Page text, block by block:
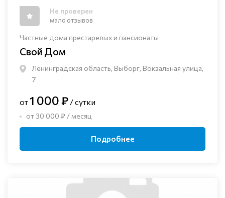
Частные дома престарелых и пансионаты
Свой Дом
Ленинградская область, Выборг, Вокзальная улица,
7
Не проверен
мало отзывов
от1 000 ₽ / сутки
от 30 000 ₽ / месяц
Подробнее